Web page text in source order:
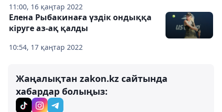
11:00, 16 қаңтар 2022
10:54, 17 қаңтар 2022
Елена Рыбакинаға үздік ондыққа
кіруге аз-ақ қалды
Жаңалықтан zakon.kz сайтында
хабардар болыңыз: